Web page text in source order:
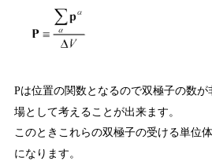
Pは位置の関数となるので双極子の数
場として考えることが出来ます。
このときこれらの双極子の受ける単位
になります。